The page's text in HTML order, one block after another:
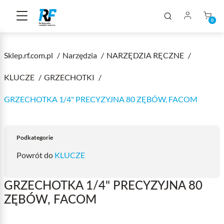
0
Sklep.rf.com.pl Narzędzia NARZĘDZIA RĘCZNE
KLUCZE GRZECHOTKI
GRZECHOTKA 1/4" PRECYZYJNA 80 ZĘBÓW, FACOM
Podkategorie
Powrót do KLUCZE
GRZECHOTKA 1/4" PRECYZYJNA 80
ZĘBÓW, FACOM